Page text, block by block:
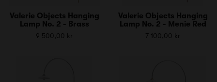
Valerie Objects Hanging
Lamp No. 2 - Brass
9 500,00 kr
Valerie Objects Hanging
Lamp No. 2 - Menie Red
7 100,00 kr